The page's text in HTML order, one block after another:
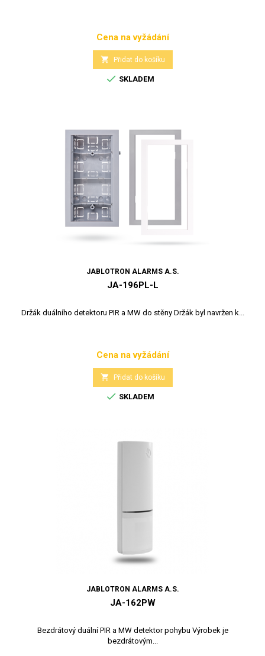
Cena
Cena na vyžádání
 Přidat do košíku
 SKLADEM
JABLOTRON ALARMS A.S.
JA-196PL-L
Držák duálního detektoru PIR a MW do stěny Držák byl navržen k...
Cena
Cena na vyžádání
 Přidat do košíku
 SKLADEM
JABLOTRON ALARMS A.S.
JA-162PW
Bezdrátový duální PIR a MW detektor pohybu Výrobek je
bezdrátovým...